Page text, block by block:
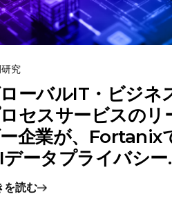
究
ーバルIT・ビジネ
セスサービスのリ
企業が、Fortanix
データプライバシー
を解決
を読む